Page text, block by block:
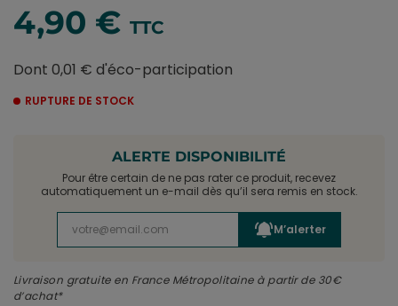
4,90 € TTC
Dont 0,01 € d'éco-participation
RUPTURE DE STOCK
ALERTE DISPONIBILITÉ
Pour être certain de ne pas rater ce produit, recevez
automatiquement un e-mail dès qu’il sera remis en stock.
M’alerter
Livraison gratuite en France Métropolitaine à partir de 30€
d’achat*